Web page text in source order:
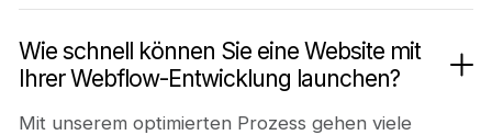
Wie schnell können Sie eine Website mit
Ihrer Webflow-Entwicklung launchen?
Mit unserem optimierten Prozess gehen viele